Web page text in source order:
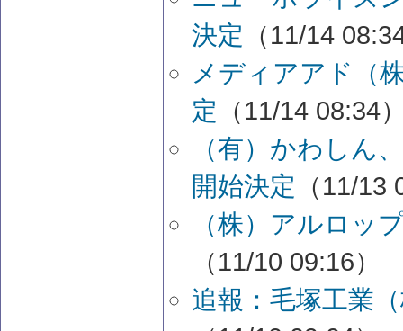
決定 （11/14
メディアアド（
定 （11/14 08:34
（有）かわしん
開始決定 （11/13
（株）アルロッ
（11/10 09:16）
追報：毛塚工業